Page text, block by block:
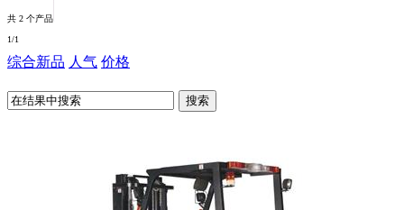
共 2 个产品
1/1
综合新品 人气 价格